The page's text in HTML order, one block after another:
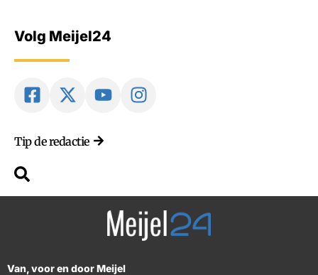
Volg Meijel24
Tip de redactie
Van, voor en door Meijel